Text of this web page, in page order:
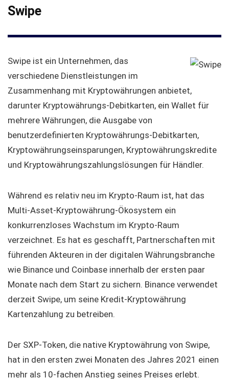
Swipe
Swipe ist ein Unternehmen, das
verschiedene Dienstleistungen im
Zusammenhang mit Kryptowährungen anbietet,
darunter Kryptowährungs-Debitkarten, ein Wallet für
mehrere Währungen, die Ausgabe von
benutzerdefinierten Kryptowährungs-Debitkarten,
Kryptowährungseinsparungen, Kryptowährungskredite
und Kryptowährungszahlungslösungen für Händler.
Während es relativ neu im Krypto-Raum ist, hat das
Multi-Asset-Kryptowährung-Ökosystem ein
konkurrenzloses Wachstum im Krypto-Raum
verzeichnet. Es hat es geschafft, Partnerschaften mit
führenden Akteuren in der digitalen Währungsbranche
wie Binance und Coinbase innerhalb der ersten paar
Monate nach dem Start zu sichern. Binance verwendet
derzeit Swipe, um seine Kredit-Kryptowährung
Kartenzahlung zu betreiben.
Der SXP-Token, die native Kryptowährung von Swipe,
hat in den ersten zwei Monaten des Jahres 2021 einen
mehr als 10-fachen Anstieg seines Preises erlebt.